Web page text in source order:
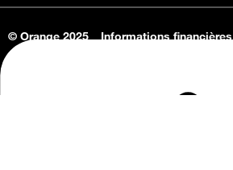
© Orange 2025
Informations financières